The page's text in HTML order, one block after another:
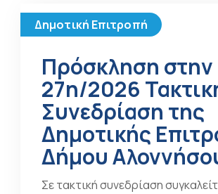
Δημοτική Επιτροπή
Πρόσκληση στην
27η/2026
Συνεδρίαση της
Δημοτικής
Δήμου
Σε τακτική συνεδρίαση